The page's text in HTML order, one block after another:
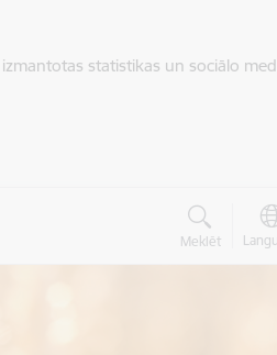
statistikas un sociālo
Meklēt